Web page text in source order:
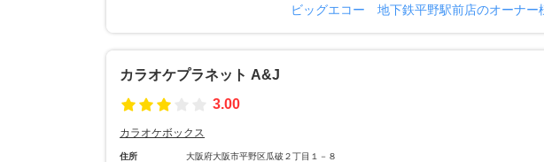
ビッグエコー 地下鉄平野駅前店のオーナー
カラオケプラネット A&J
3.00
カラオケボックス
住所 大阪府大阪市平野区瓜破２丁目１－８